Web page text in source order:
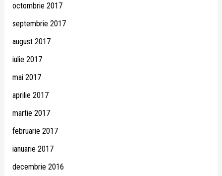
octombrie 2017
septembrie 2017
august 2017
iulie 2017
mai 2017
aprilie 2017
martie 2017
februarie 2017
ianuarie 2017
decembrie 2016